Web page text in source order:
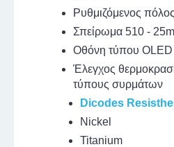
Ρυθμιζόμενος πόλος
Σπείρωμα 510 -
Οθόνη τύπου OLED
Έλεγχος
τύπους συρμάτων
Dicodes
Nickel
Titanium